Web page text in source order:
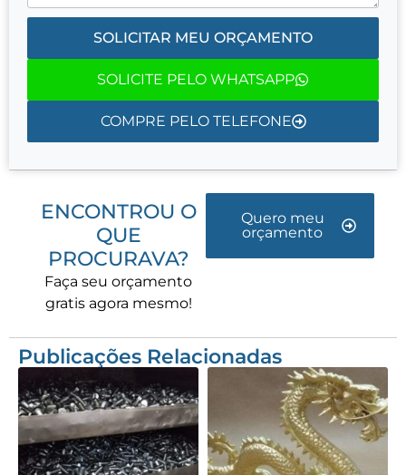
SOLICITAR MEU ORÇAMENTO
SOLICITE PELO WHATSAPP
COMPRE PELO TELEFONE
ENCONTROU O
QUE
PROCURAVA?
Faça seu orçamento
gratis agora mesmo!
Quero meu
orçamento
Publicações Relacionadas